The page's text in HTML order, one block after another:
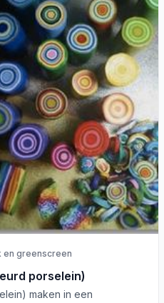
en greenscreen
porselein)
maken in een